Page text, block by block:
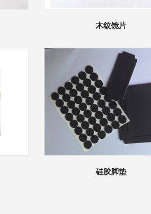
木纹镜片
硅胶脚垫